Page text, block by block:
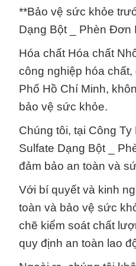
**Bảo vệ sức khỏe
Dạng Bột _ Phèn Đơn
Hóa chất Hóa chất
công nghiệp hóa
Phố Hồ Chí Minh,
bảo vệ sức khỏe.
Chúng tôi, tại Công
Sulfate Dạng Bột _
đảm bảo an toàn và
Với bí quyết và kinh
toàn và bảo vệ sức
chẽ kiểm soát chất
quy định an toàn lao